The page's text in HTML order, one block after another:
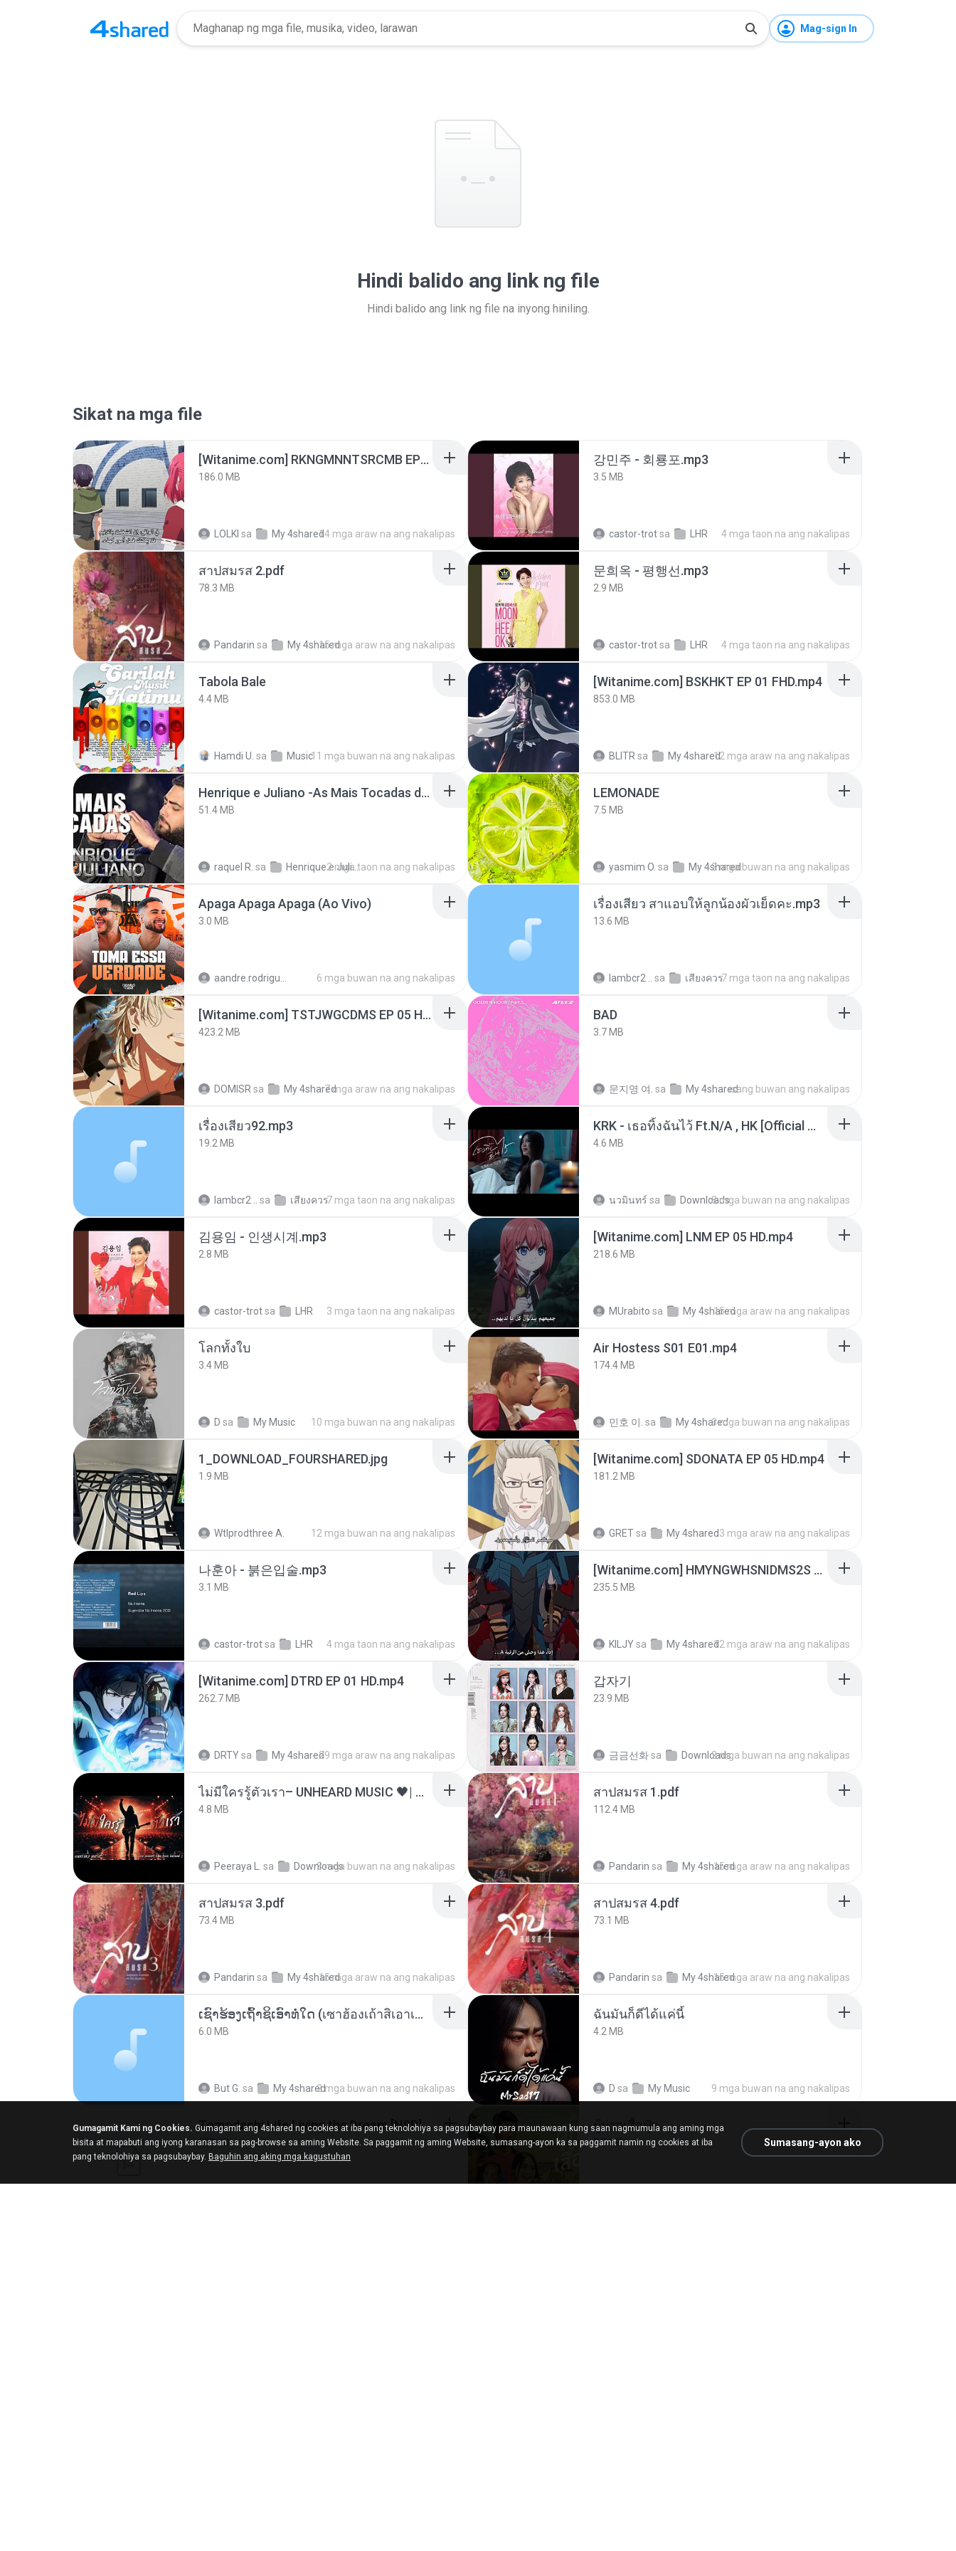
Mag-sign In
Hindi balido ang link ng file
Hindi balido ang link ng file na inyong hiniling.
Sikat na mga file
[Witanime.com] RKNGMNNTSRCMB EP 05 HD.mp4
186.0 MB
LOLKI sa My 4shared14 mga araw na ang nakalipas
강민주 - 회룡포.mp3
3.5 MB
castor-trotsa LHR 4 mga taon na ang nakalipas
สาปสมรส 2.pdf
78.3 MB
Pandarin sa My 4shared15 mga araw na ang nakalipas
문희옥 - 평행선.mp3
2.9 MB
castor-trotsa LHR 4 mga taon na ang nakalipas
Tabola Bale
4.4 MB
Hamdi U. sa Music11 mga buwan na ang nakalipas
[Witanime.com] BSKHKT EP 01 FHD.mp4
853.0 MB
BLITR sa My 4shared12 mga araw na ang nakalipas
Henrique e Juliano -As Mais Tocadas do Henrique e Juliano 2021 -Top Sertanejo 2021,Cd Completo 2021
51.4 MB
raquel R. sa Henrique e Juliano
2 mga taon na ang nakalipas
LEMONADE
7.5 MB
yasmim O. sa My 4shared
2 mga buwan na ang nakalipas
Apaga Apaga Apaga (Ao Vivo)
3.0 MB
6 mga buwan na ang nakalipas
เรื่องเสียว สาแอบให้ลูกน้องผัวเย็ดคะ.mp3
13.6 MB
lambcr2 .. sa เสียงควร7 mga taon na ang nakalipas
[Witanime.com] TSTJWGCDMS EP 05 HD.mp4
423.2 MB
DOMISR sa My 4shared7 mga araw na ang nakalipas
BAD
3.7 MB
문지영 여. sa My 4sharedisang buwan ang nakalipas
เรื่องเสียว92.mp3
19.2 MB
lambcr2 .. sa เสียงควร7 mga taon na ang nakalipas
KRK - เธอทิ้งฉันไว้ Ft.N/A , HK [Official MV]
4.6 MB
นวมินทร์ sa Downloads8 mga buwan na ang nakalipas
김용임 - 인생시계.mp3
2.8 MB
castor-trotsa LHR 3 mga taon na ang nakalipas
[Witanime.com] LNM EP 05 HD.mp4
218.6 MB
MUrabito sa My 4shared15 mga araw na ang nakalipas
โลกทั้งใบ
3.4 MB
D sa My Music 10 mga buwan na ang nakalipas
Air Hostess S01 E01.mp4
174.4 MB
민호 이. sa My 4shared3 mga buwan na ang nakalipas
1_DOWNLOAD_FOURSHARED.jpg
1.9 MB
Wtlprodthree A. 12 mga buwan na ang nakalipas
[Witanime.com] SDONATA EP 05 HD.mp4
181.2 MB
GRETsa My 4shared3 mga araw na ang nakalipas
나훈아 - 붉은입술.mp3
3.1 MB
castor-trotsa LHR 4 mga taon na ang nakalipas
[Witanime.com] HMYNGWHSNIDMS2S EP 04 HD.mp4
235.5 MB
KILJYsa My 4shared12 mga araw na ang nakalipas
[Witanime.com] DTRD EP 01 HD.mp4
262.7 MB
DRTYsa My 4shared29 mga araw na ang nakalipas
갑자기
23.9 MB
금금선화sa Downloads2 mga buwan na ang nakalipas
ไม่มีใครรู้ตัวเรา– UNHEARD MUSIC 🖤| Official Lyric Video | เพลงสู้ชีวิต
4.8 MB
Peeraya L. sa Downloads
3 mga buwan na ang nakalipas
สาปสมรส 1.pdf
112.4 MB
Pandarin sa My 4shared15 mga araw na ang nakalipas
สาปสมรส 3.pdf
73.4 MB
Pandarin sa My 4shared15 mga araw na ang nakalipas
สาปสมรส 4.pdf
73.1 MB
Pandarin sa My 4shared15 mga araw na ang nakalipas
ເຊົາຮ້ອງເຖົ້າຊິເອົາທໍ່ໃດ (เซาฮ้องเถ้าสิเอาเท่าใด) ບຸນເກີດ ຫນູຫ່ວງ ft. ໂສພາ ຈຸນທະລາ
6.0 MB
But G. sa My 4shared2 mga buwan na ang nakalipas
ฉันมันก็ดีได้แค่นี้
4.2 MB
D sa My Music 9 mga buwan na ang nakalipas
Tomodachi Life Living the Dream [NSP].torrent
252 KB
ผู้บ่าวเสื้อปุ๋ย
5.2 MB
Gumagamit Kami ng Cookies. Gumagamit ang 4shared ng cookies at iba pang teknolohiya sa pagsubaybay para maunawaan kung saan nagmumula ang aming mga
bisita at mapabuti ang iyong karanasan sa pag-browse sa aming Website. Sa paggamit ng aming Website, sumasang-ayon ka sa paggamit namin ng cookies at iba
pang teknolohiya sa pagsubaybay. Baguhin ang aking mga kagustuhan
Sumasang-ayon ako